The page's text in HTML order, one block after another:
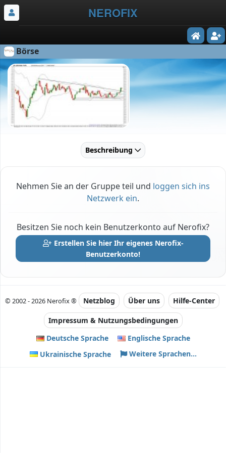
NEROFIX
Börse
Beschreibung
Nehmen Sie an der Gruppe teil und loggen sich ins
Netzwerk ein.
Besitzen Sie noch kein Benutzerkonto auf Nerofix?
Erstellen Sie hier Ihr eigenes Nerofix-
Benutzerkonto!
© 2002 - 2026 Nerofix ® Netzblog Über uns Hilfe-Center
Impressum & Nutzungsbedingungen
Deutsche Sprache
Englische Sprache
Ukrainische Sprache
Weitere Sprachen...